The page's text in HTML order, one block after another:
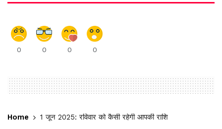
0 0 0 0
Home 1 जून 2025: रविवार को कैसी रहेगी आपकी राशि